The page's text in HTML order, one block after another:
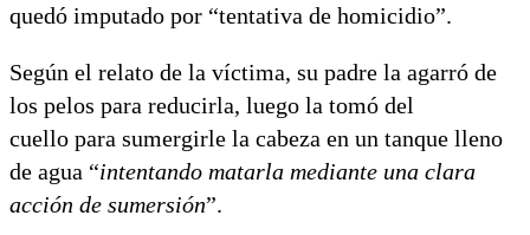
quedó imputado por “tentativa de homicidio”.
Según el relato de la víctima, su padre la agarró de
los pelos para reducirla, luego la tomó del
cuello para sumergirle la cabeza en un tanque lleno
de agua “intentando matarla mediante una clara
acción de sumersión”.